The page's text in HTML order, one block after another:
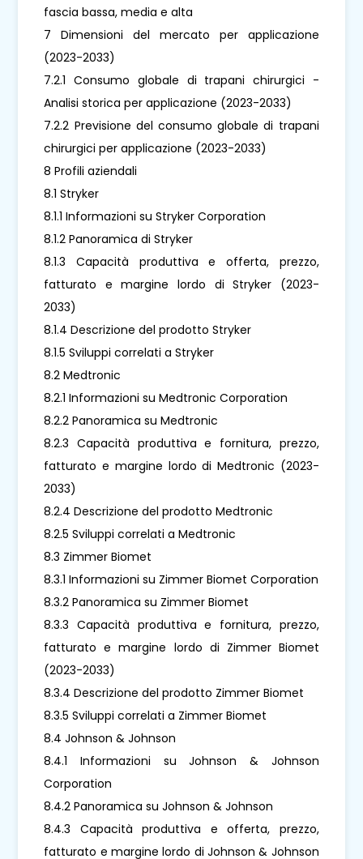
fascia bassa, media e alta
7 Dimensioni del mercato per applicazione
(2023-2033)
7.2.1 Consumo globale di trapani chirurgici -
Analisi storica per applicazione (2023-2033)
7.2.2 Previsione del consumo globale di trapani
chirurgici per applicazione (2023-2033)
8 Profili aziendali
8.1 Stryker
8.1.1 Informazioni su Stryker Corporation
8.1.2 Panoramica di Stryker
8.1.3 Capacità produttiva e offerta, prezzo,
fatturato e margine lordo di Stryker (2023-
2033)
8.1.4 Descrizione del prodotto Stryker
8.1.5 Sviluppi correlati a Stryker
8.2 Medtronic
8.2.1 Informazioni su Medtronic Corporation
8.2.2 Panoramica su Medtronic
8.2.3 Capacità produttiva e fornitura, prezzo,
fatturato e margine lordo di Medtronic (2023-
2033)
8.2.4 Descrizione del prodotto Medtronic
8.2.5 Sviluppi correlati a Medtronic
8.3 Zimmer Biomet
8.3.1 Informazioni su Zimmer Biomet Corporation
8.3.2 Panoramica su Zimmer Biomet
8.3.3 Capacità produttiva e fornitura, prezzo,
fatturato e margine lordo di Zimmer Biomet
(2023-2033)
8.3.4 Descrizione del prodotto Zimmer Biomet
8.3.5 Sviluppi correlati a Zimmer Biomet
8.4 Johnson & Johnson
8.4.1 Informazioni su Johnson & Johnson
Corporation
8.4.2 Panoramica su Johnson & Johnson
8.4.3 Capacità produttiva e offerta, prezzo,
fatturato e margine lordo di Johnson & Johnson